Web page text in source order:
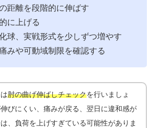
距離を段階的に伸ばす
に上げる
球、実戦形式を少しずつ増やす
みや可動域制限を確認する
肘の曲げ伸ばしチェックを行いましょ
びにくい、痛みが戻る、翌日に違和感が
、負荷を上げすぎている可能性がありま